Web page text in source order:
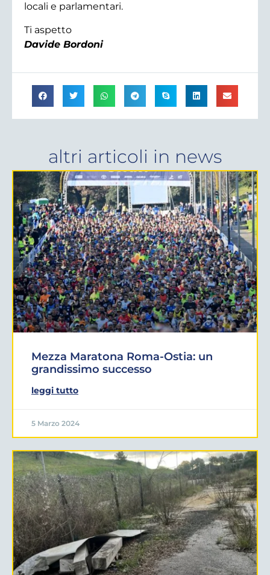
locali e parlamentari.
Ti aspetto
Davide Bordoni
altri articoli in news
Mezza Maratona Roma-Ostia: un
grandissimo successo
leggi tutto
5 Marzo 2024